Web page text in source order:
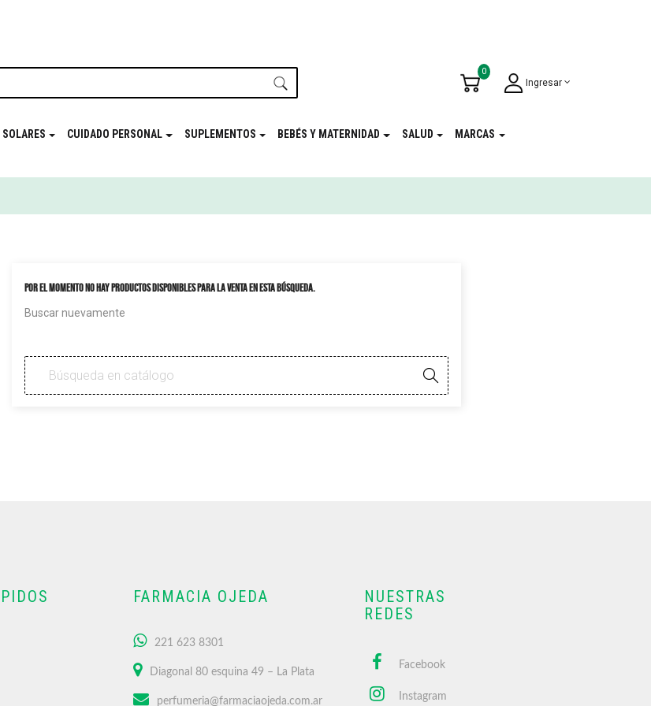
Ingresar
0
SOLARES CUIDADO PERSONAL SUPLEMENTOS BEBÉS Y MATERNIDAD SALUD MARCAS
Por el momento no hay productos disponibles para la venta en esta búsqueda.
Buscar nuevamente
FARMACIA OJEDA
221 623 8301
Diagonal 80 esquina 49 – La Plata
perfumeria@farmaciaojeda.com.ar
NUESTRAS
REDES
Facebook
Instagram